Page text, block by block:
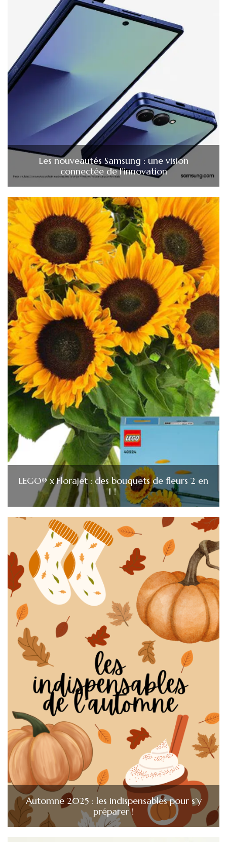
Les nouveautés Samsung : une vision
connectée de l’innovation
LEGO® x Florajet : des bouquets de fleurs 2 en
1 !
Automne 2025 : les indispensables pour s’y
préparer !